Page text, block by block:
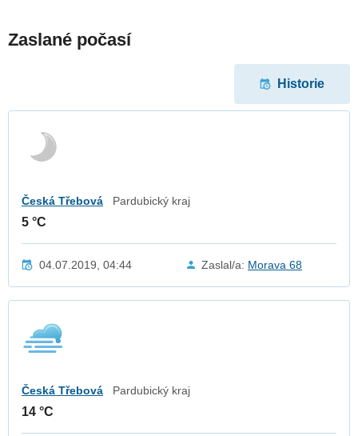
Zaslané počasí
Historie
Česká Třebová Pardubický kraj
5 °C
04.07.2019, 04:44 Zaslal/a: Morava 68
Česká Třebová Pardubický kraj
14 °C